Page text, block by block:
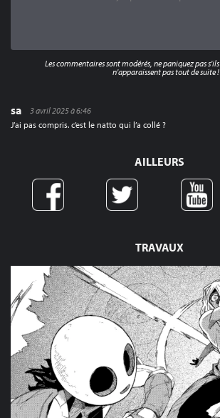
TRAVAUX
sa
3 avril 2025 à 6:46
J’ai pas compris. c’est le natto qui l’a collé ?
Les commentaires sont modérés, ne paniquez pas s'ils
n'apparaissent pas tout de suite !
AILLEURS